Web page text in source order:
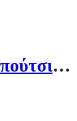
Under Armour Παπούτσια Running Surge 4 3027103-001 Μαύρα